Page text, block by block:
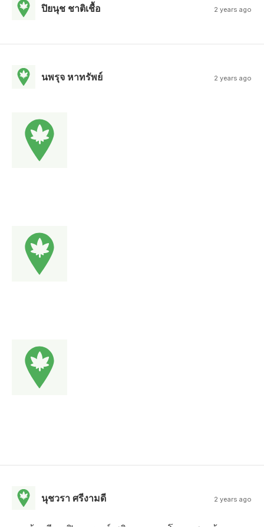
ปิยนุช ชาติเชื้อ 2 years ago
นพรุจ หาทรัพย์ 2 years ago
นุชวรา ศรีงามดี 2 years ago